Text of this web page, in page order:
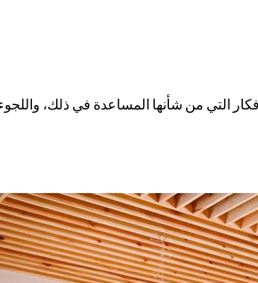
التي من شأنها المساعدة في ذلك،